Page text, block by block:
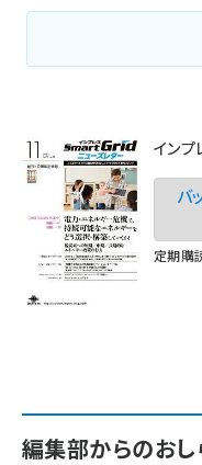
イン
バ
定期購
編集部からのおし